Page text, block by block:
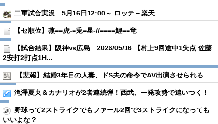
二軍試合実況 5月16日12:00～ ロッテ－楽天
【セ順位】燕==虎-=兎=星-//====鯉==竜
【試合結果】阪神vs広島 2026/05/16 【村上9回途中1失点 佐藤
2安打2打点1H...
【悲報】結婚3年目の人妻、ドS夫の命令でAV出演させられる
滝澤夏央＆カナリオが2者連続弾！西武、一発攻勢で追いつく！
野球って2ストライクでもファール2回で3ストライクになっても
いいよな？